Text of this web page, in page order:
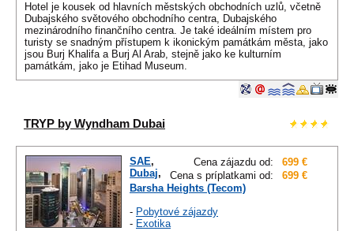
Hotel je kousek od hlavních městských obchodních uzlů, včetně
Dubajského světového obchodního centra, Dubajského
mezinárodního finančního centra. Je také ideálním místem pro
turisty se snadným přístupem k ikonickým památkám města, jako
jsou Burj Khalifa a Burj Al Arab, stejně jako ke kulturním
památkám, jako je Etihad Museum.
TRYP by Wyndham Dubai
Cena zájazdu od:
699 €
Cena s príplatkami od:
699 €
SAE,
Dubaj,
Barsha Heights (Tecom)
- Pobytové zájazdy
- Exotika